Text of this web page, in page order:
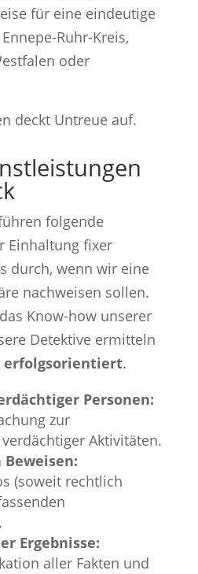
für eine eindeutige
Ruhr-Kreis,
oder
folgende
Einhaltung fixer
durch, wenn wir eine
nachweisen sollen.
Know-how unserer
Detektive ermitteln
erfolgsorientiert.
Personen:
zur
Aktivitäten.
(soweit rechtlich
Ergebnisse:
aller Fakten und